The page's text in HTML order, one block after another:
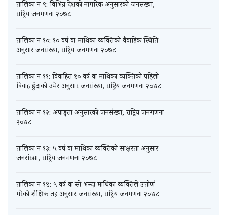
तालिका नं ९: विभिन्न देशको नागरिक अनुसारको जनसंख्या,
राष्ट्रिय जनगणना २०७८
तालिका नं १०: १० वर्ष वा माथिका व्यक्तिको वैवाहिक स्थिति
अनुसार जनसंख्या, राष्ट्रिय जनगणना २०७८
तालिका नं ११: विवाहित १० वर्ष वा माथिका व्यक्तिको पहिलो
विवाह हुँदाको उमेर अनुसार जनसंख्या, राष्ट्रिय जनगणना २०७८
तालिका नं १२: अपाङ्गता अनुसारको जनसंख्या, राष्ट्रिय जनगणना
२०७८
तालिका नं १३: ५ वर्ष वा माथिका व्यक्तिको साक्षरता अनुसार
जनसंख्या, राष्ट्रिय जनगणना २०७८
तालिका नं १४: ५ वर्ष वा सो भन्दा माथिका व्यक्तिले उत्तीर्ण
गरेको शैक्षिक तह अनुसार जनसंख्या, राष्ट्रिय जनगणना २०७८